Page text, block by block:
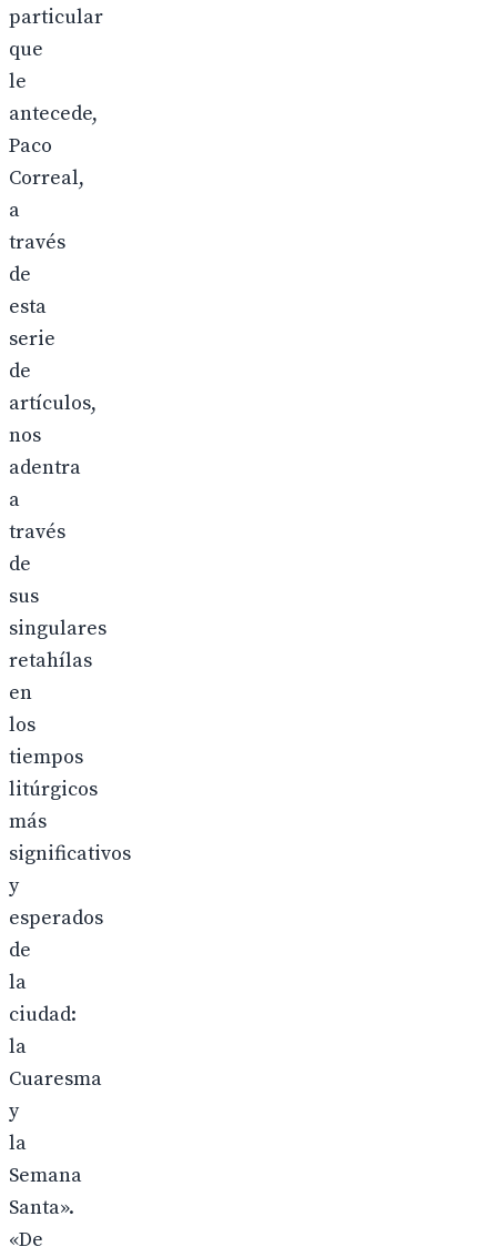
particular
que
le
antecede,
Paco
Correal,
a
través
de
esta
serie
de
artículos,
nos
adentra
a
través
de
sus
singulares
retahílas
en
los
tiempos
litúrgicos
más
significativos
y
esperados
de
la
ciudad:
la
Cuaresma
y
la
Semana
Santa».
«De